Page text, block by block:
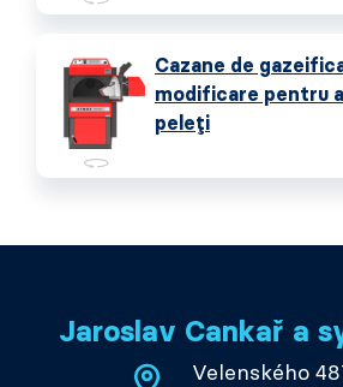
Cazane de
modificare pentru
peleți
Jaroslav Cankař a
Velenského